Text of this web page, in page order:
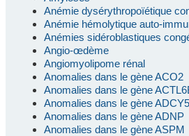
Anémie dysérythropoïétique
Anémie hémolytique auto-
Anémies sidéroblastiques
Angio-œdème
Angiomyolipome rénal
Anomalies dans le gène ACO2
Anomalies dans le gène
Anomalies dans le gène ADCY5
Anomalies dans le gène ADNP
Anomalies dans le gène ASPM